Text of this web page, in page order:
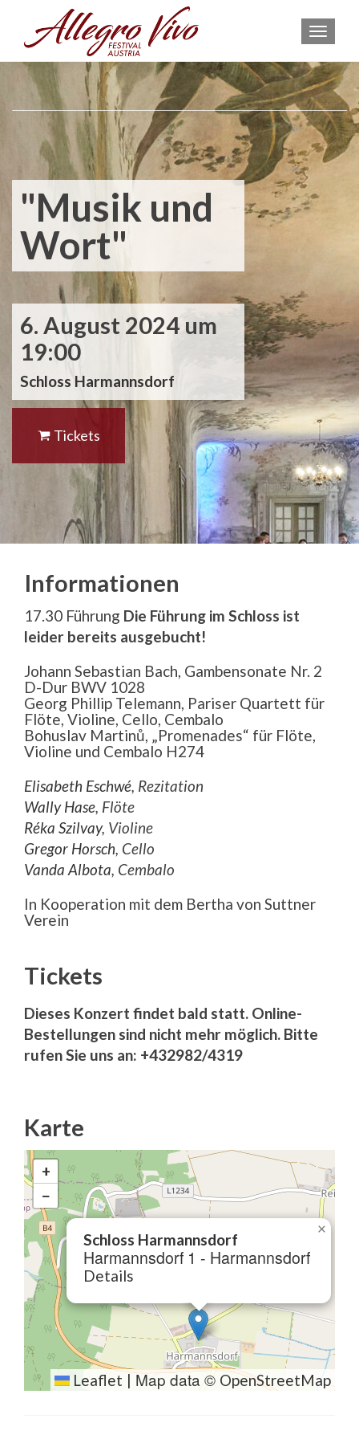
"Musik und
Wort"
6. August 2024 um
19:00
Schloss Harmannsdorf
Tickets
Informationen
17.30 Führung Die Führung im Schloss ist
leider bereits ausgebucht!
Johann Sebastian Bach, Gambensonate Nr. 2
D-Dur BWV 1028
Georg Phillip Telemann, Pariser Quartett für
Flöte, Violine, Cello, Cembalo
Bohuslav Martinů, „Promenades“ für Flöte,
Violine und Cembalo H274
Elisabeth Eschwé, Rezitation
Wally Hase, Flöte
Réka Szilvay, Violine
Gregor Horsch, Cello
Vanda Albota, Cembalo
In Kooperation mit dem Bertha von Suttner
Verein
Tickets
Dieses Konzert findet bald statt. Online-
Bestellungen sind nicht mehr möglich. Bitte
rufen Sie uns an: +432982/4319
Karte
Schloss Harmannsdorf
Harmannsdorf 1 - Harmannsdorf
Details
×
+
−
Leaflet |Map data © OpenStreetMap